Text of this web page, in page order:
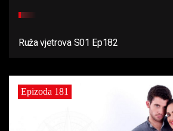
Ruža vjetrova S01 Ep182
Epizoda 181